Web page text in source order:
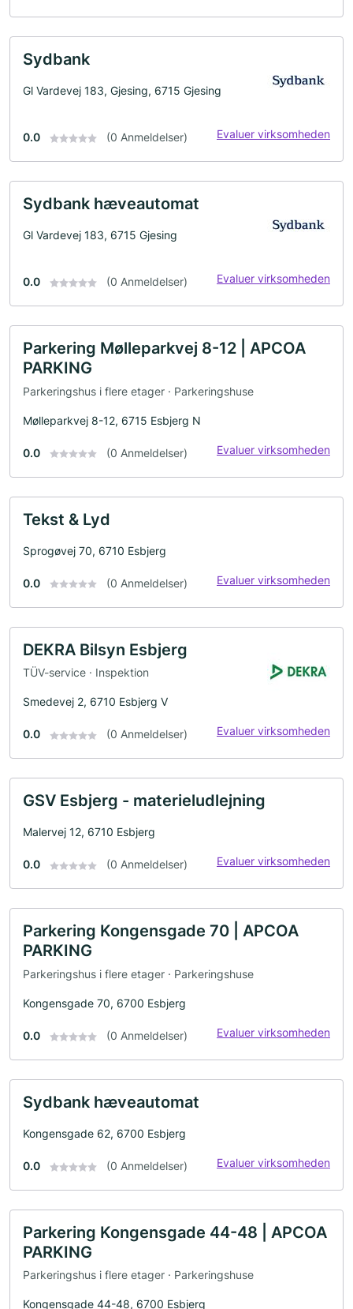
Sydbank
Gl Vardevej 183, Gjesing, 6715 Gjesing
0.0 (0 Anmeldelser) Evaluer virksomheden
Sydbank hæveautomat
Gl Vardevej 183, 6715 Gjesing
0.0 (0 Anmeldelser) Evaluer virksomheden
Parkering Mølleparkvej 8-12 | APCOA
PARKING
Parkeringshus i flere etager · Parkeringshuse
Mølleparkvej 8-12, 6715 Esbjerg N
0.0 (0 Anmeldelser) Evaluer virksomheden
Tekst & Lyd
Sprogøvej 70, 6710 Esbjerg
0.0 (0 Anmeldelser) Evaluer virksomheden
DEKRA Bilsyn Esbjerg
TÜV-service · Inspektion
Smedevej 2, 6710 Esbjerg V
0.0 (0 Anmeldelser) Evaluer virksomheden
GSV Esbjerg - materieludlejning
Malervej 12, 6710 Esbjerg
0.0 (0 Anmeldelser) Evaluer virksomheden
Parkering Kongensgade 70 | APCOA
PARKING
Parkeringshus i flere etager · Parkeringshuse
Kongensgade 70, 6700 Esbjerg
0.0 (0 Anmeldelser) Evaluer virksomheden
Sydbank hæveautomat
Kongensgade 62, 6700 Esbjerg
0.0 (0 Anmeldelser) Evaluer virksomheden
Parkering Kongensgade 44-48 | APCOA
PARKING
Parkeringshus i flere etager · Parkeringshuse
Kongensgade 44-48, 6700 Esbjerg